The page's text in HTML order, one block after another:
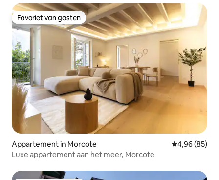
Favoriet van gasten
Favoriet van gasten
Appartement in Morcote Gemiddelde
4,96 (85)
Luxe appartement aan het meer, Morcote